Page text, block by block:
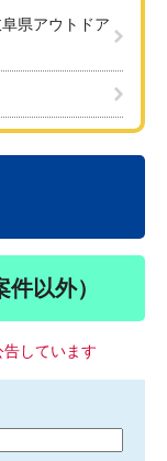
県アウトドア
以外）
告しています